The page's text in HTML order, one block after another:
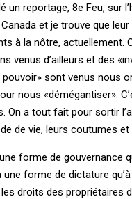
un reportage, 8e Feu, sur
et je trouve que
à la nôtre, actuellement.
venus d’ailleurs et des
sont venus nous
nous «démégantiser».
On a tout fait pour sortir
de vie, leurs coutumes
forme de gouvernance
une forme de dictature
droits des propriétaires